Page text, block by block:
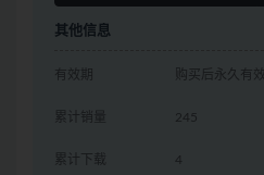
其他信息
有效期 购买后永久有效
累计销量 245
累计下载 4